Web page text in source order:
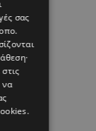
σας
να
.